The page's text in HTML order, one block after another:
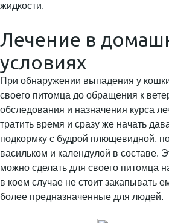
жидкости.
Лечение в
условиях
При обнаружении выпадения у кошки
своего питомца до обращения к
обследования и назначения курса
тратить время и сразу же начать
подкормку с будрой плющевидной,
васильком и календулой в составе.
можно сделать для своего питомца
в коем случае не стоит закапывать
более предназначенные для людей.